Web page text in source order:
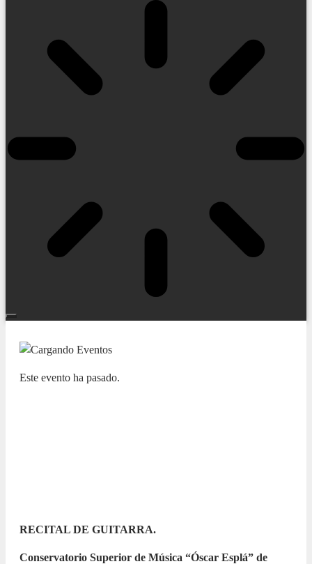
Este evento ha pasado.
RECITAL DE GUITARRA.
Conservatorio Superior de Música “Óscar Esplá” de